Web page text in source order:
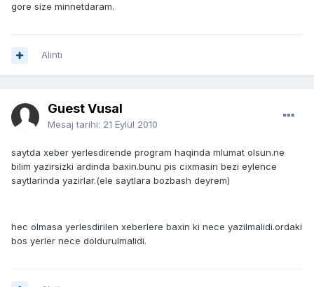
gore size minnetdaram.
Alıntı
Guest Vusal
Mesaj tarihi: 21 Eylül 2010
saytda xeber yerlesdirende program haqinda mlumat olsun.ne
bilim yazirsizki ardinda baxin.bunu pis cixmasin bezi eylence
saytlarinda yazirlar.(ele saytlara bozbash deyrem)
hec olmasa yerlesdirilen xeberlere baxin ki nece yazilmalidi.ordaki
bos yerler nece doldurulmalidi.